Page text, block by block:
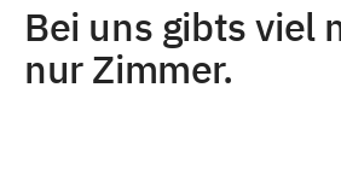
Bei uns gibts viel
nur Zimmer.